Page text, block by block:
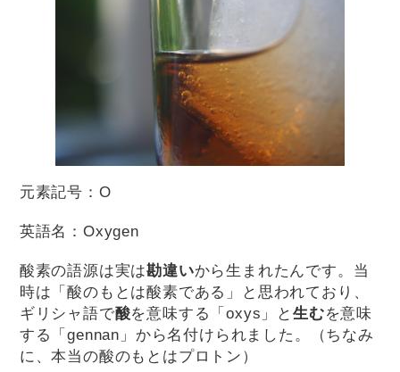
元素記号：O
英語名：Oxygen
酸素の語源は実は勘違いから生まれたんです。当
時は「酸のもとは酸素である」と思われており、
ギリシャ語で酸を意味する「oxys」と生むを意味
する「gennan」から名付けられました。（ちなみ
に、本当の酸のもとはプロトン）